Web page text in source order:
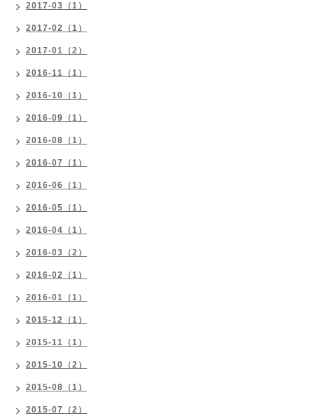
2017-03（1）
2017-02（1）
2017-01（2）
2016-11（1）
2016-10（1）
2016-09（1）
2016-08（1）
2016-07（1）
2016-06（1）
2016-05（1）
2016-04（1）
2016-03（2）
2016-02（1）
2016-01（1）
2015-12（1）
2015-11（1）
2015-10（2）
2015-08（1）
2015-07（2）